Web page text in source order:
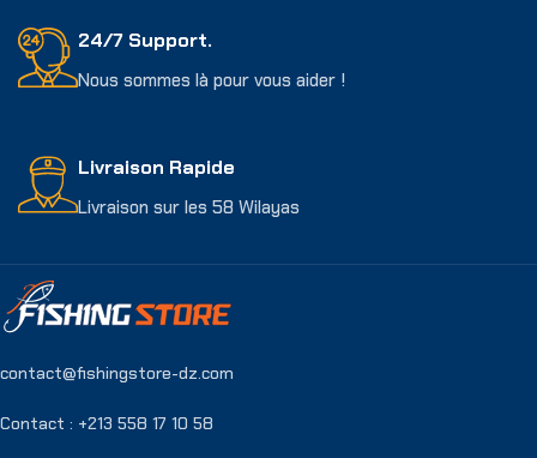
24/7 Support.
Nous sommes là pour vous aider !
Livraison Rapide
Livraison sur les 58 Wilayas
contact@fishingstore-dz.com
Contact : +213 558 17 10 58